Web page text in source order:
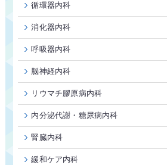
循環器内科
消化器内科
呼吸器内科
脳神経内科
リウマチ膠原病内科
内分泌代謝・糖尿病内科
腎臓内科
緩和ケア内科